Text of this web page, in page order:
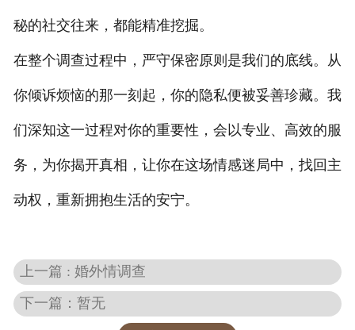
秘的社交往来，都能精准挖掘。
在整个调查过程中，严守保密原则是我们的底线。从
你倾诉烦恼的那一刻起，你的隐私便被妥善珍藏。我
们深知这一过程对你的重要性，会以专业、高效的服
务，为你揭开真相，让你在这场情感迷局中，找回主
动权，重新拥抱生活的安宁。
上一篇 : 婚外情调查
下一篇：暂无